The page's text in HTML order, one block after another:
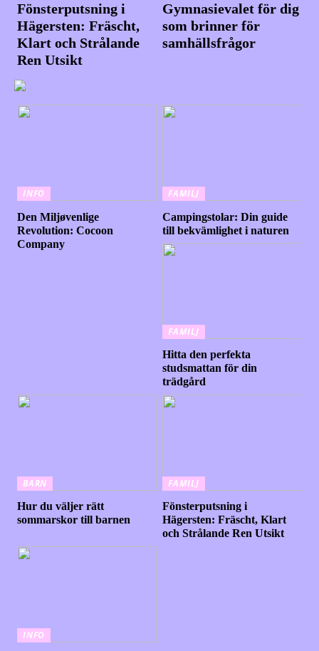
Fönsterputsning i
Hägersten: Fräscht,
Klart och Strålande
Ren Utsikt
Gymnasievalet för dig
som brinner för
samhällsfrågor
INFO
Den Miljøvenlige
Revolution: Cocoon
Company
FAMILJ
Campingstolar: Din guide
till bekvämlighet i naturen
FAMILJ
Hitta den perfekta
studsmattan för din
trädgård
BARN
Hur du väljer rätt
sommarskor till barnen
FAMILJ
Fönsterputsning i
Hägersten: Fräscht, Klart
och Strålande Ren Utsikt
INFO